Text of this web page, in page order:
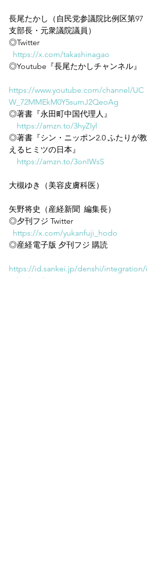
長尾たかし（自民党参議院比例区第97
支部長・元衆議院議員）
◎Twitter
https://x.com/takashinagao
◎Youtube『長尾たかしチャンネル』
https://www.youtube.com/channel/UC
W_72MMEkM0Y5sumJ2QeoAg
◎著書『永田町中国代理人』
https://amzn.to/3hyZIyl
◎著書『シン・ニッポン2.0 ふたりが教
えるヒミツの日本』
https://amzn.to/3onIWsS
大槻ゆき（美容皮膚科医）
矢野将史（産経新聞  編集長）
◎夕刊フジ Twitter
https://x.com/yukanfuji_hodo
◎産経電子版 夕刊フジ 購読
https://id.sankei.jp/denshi/integration/i
ndex.html